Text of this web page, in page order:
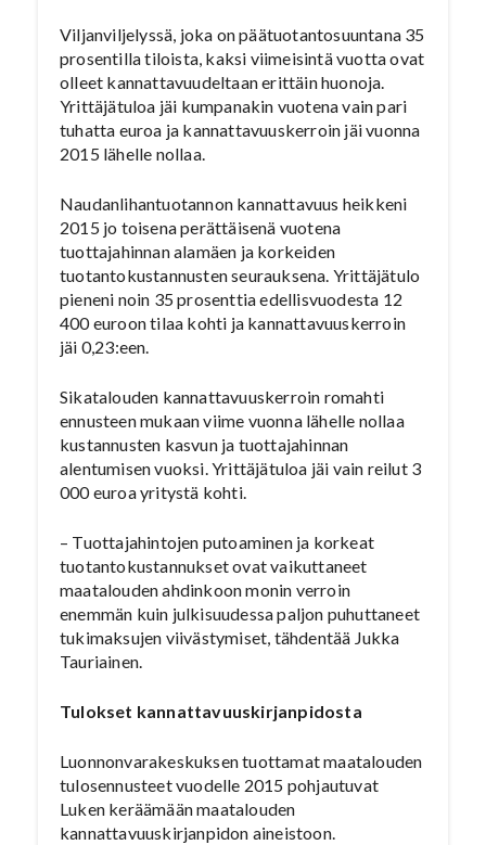
Viljanviljelyssä, joka on päätuotantosuuntana 35
prosentilla tiloista, kaksi viimeisintä vuotta ovat
olleet kannattavuudeltaan erittäin huonoja.
Yrittäjätuloa jäi kumpanakin vuotena vain pari
tuhatta euroa ja kannattavuuskerroin jäi vuonna
2015 lähelle nollaa.
Naudanlihantuotannon kannattavuus heikkeni
2015 jo toisena perättäisenä vuotena
tuottajahinnan alamäen ja korkeiden
tuotantokustannusten seurauksena. Yrittäjätulo
pieneni noin 35 prosenttia edellisvuodesta 12
400 euroon tilaa kohti ja kannattavuuskerroin
jäi 0,23:een.
Sikatalouden kannattavuuskerroin romahti
ennusteen mukaan viime vuonna lähelle nollaa
kustannusten kasvun ja tuottajahinnan
alentumisen vuoksi. Yrittäjätuloa jäi vain reilut 3
000 euroa yritystä kohti.
– Tuottajahintojen putoaminen ja korkeat
tuotantokustannukset ovat vaikuttaneet
maatalouden ahdinkoon monin verroin
enemmän kuin julkisuudessa paljon puhuttaneet
tukimaksujen viivästymiset, tähdentää Jukka
Tauriainen.
Tulokset kannattavuuskirjanpidosta
Luonnonvarakeskuksen tuottamat maatalouden
tulosennusteet vuodelle 2015 pohjautuvat
Luken keräämään maatalouden
kannattavuuskirjanpidon aineistoon.